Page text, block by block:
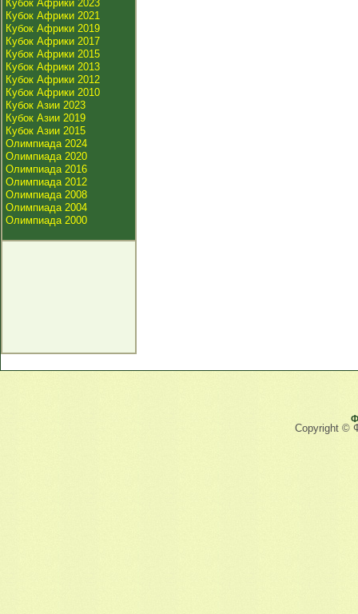
Кубок Африки 2023
Кубок Африки 2021
Кубок Африки 2019
Кубок Африки 2017
Кубок Африки 2015
Кубок Африки 2013
Кубок Африки 2012
Кубок Африки 2010
Кубок Азии 2023
Кубок Азии 2019
Кубок Азии 2015
Олимпиада 2024
Олимпиада 2020
Олимпиада 2016
Олимпиада 2012
Олимпиада 2008
Олимпиада 2004
Олимпиада 2000
Copyright ©